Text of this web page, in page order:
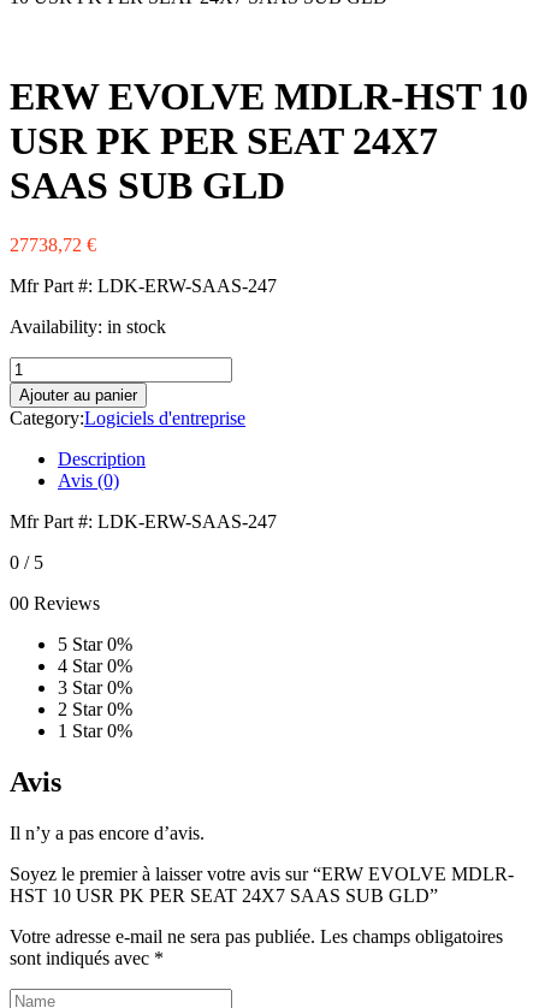
Western Digital
ERW EVOLVE MDLR-HST 10
USR PK PER SEAT 24X7
SAAS SUB GLD
27738,72 €
Mfr Part #: LDK-ERW-SAAS-247
Availability: in stock
Ajouter au panier
Category:Logiciels d'entreprise
Description
Avis (0)
Mfr Part #: LDK-ERW-SAAS-247
0 / 5
00 Reviews
5 Star 0%
4 Star 0%
3 Star 0%
2 Star 0%
1 Star 0%
Avis
Il n’y a pas encore d’avis.
Soyez le premier à laisser votre avis sur “ERW EVOLVE MDLR-
HST 10 USR PK PER SEAT 24X7 SAAS SUB GLD”
Votre adresse e-mail ne sera pas publiée. Les champs obligatoires
sont indiqués avec *